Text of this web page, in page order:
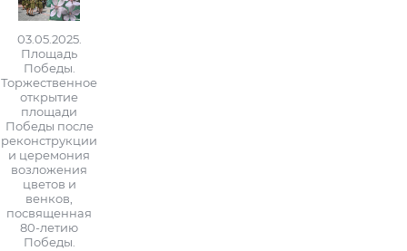
03.05.2025.
Площадь
Победы.
Торжественное
открытие
площади
Победы после
реконструкции
и церемония
возложения
цветов и
венков,
посвященная
80-летию
Победы.